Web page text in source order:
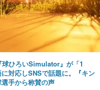
ひろいSimulator』が「1
対応しSNSで話題に。『キン
手から称賛の声